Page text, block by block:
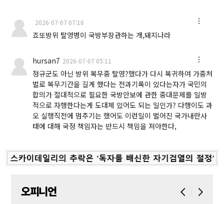
2026-07-07 07:16
죠또방위 탈영병이 국방부장관하는 개,돼지나라
hursan7 2026-07-07 05:11
정규군도 아닌 방위 복무중 탈영?했다가 다시 복귀하여 가중처
벌로 복무기간을 길게 했다는 전과기록이 있다는자가 국민의
합의가 절대적으로 필요한 국방안보에 관한 중대문제를 일방
적으로 자행한다는게 도대체 있어도 되는 일인가? 다행이도 과
오 실행직전에 멈추기는 했어도 이런일이 벌어진 국가내란사
태에 대해 국정 책임자는 반드시 책임을 져야한다,
오피니언